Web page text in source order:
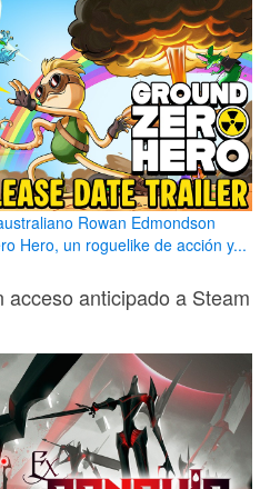
Rowan Edmondson
Hero, un roguelike de acción y...
acceso anticipado a Steam